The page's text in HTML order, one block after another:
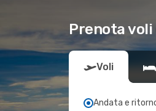
Prenota
Voli
Andata e